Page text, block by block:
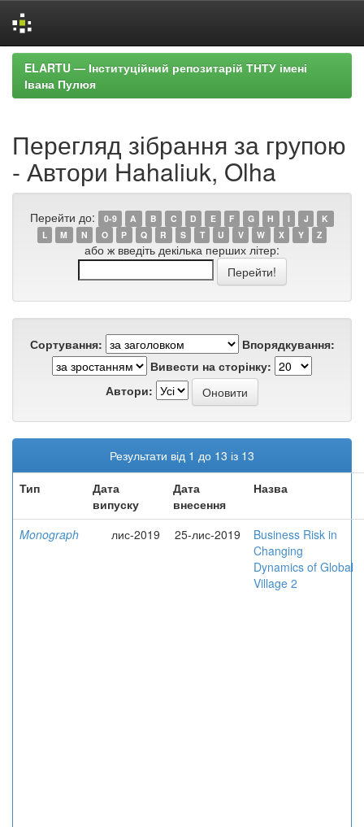
Skip
navigation
ELARTU — Інституційний репозитарій ТНТУ імені
Івана Пулюя
Перегляд зібрання за групою
- Автори Hahaliuk, Olha
Перейти до: 0-9 A B C D E F G H I J
K
L
M N O P Q R S T U V W X Y Z
або ж введіть декілька перших літер:
Сортування:
Впорядкування:
Вивести на сторінку:
Автори:
Результати від 1 до 13 із 13
Тип
Дата
випуску
Дата
внесення
Назва
Monograph лис-2019 25-лис-2019
Business Risk in
Changing
Dynamics of Global
Village 2